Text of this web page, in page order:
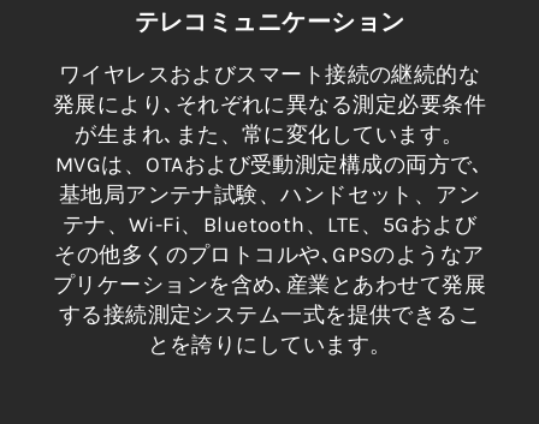
テレコミュニケーション
ワイヤレスおよびスマート接続の継続的な
発展により､それぞれに異なる測定必要条件
が生まれ､また、常に変化しています。
MVGは、OTAおよび受動測定構成の両方で､
基地局アンテナ試験、ハンドセット、アン
テナ、Wi-Fi、Bluetooth、LTE、5Gおよび
その他多くのプロトコルや､GPSのようなア
プリケーションを含め､産業とあわせて発展
する接続測定システム一式を提供できるこ
とを誇りにしています。